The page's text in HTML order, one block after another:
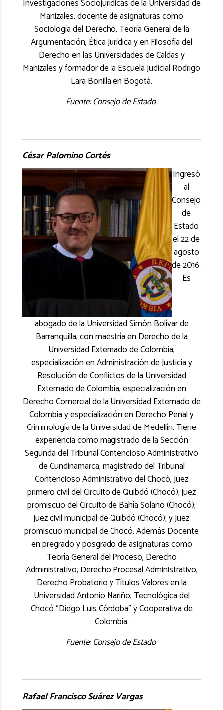
Investigaciones Sociojurídicas de la Universidad de
Manizales, docente de asignaturas como
Sociología del Derecho, Teoría General de la
Argumentación, Ética Jurídica y en Filosofía del
Derecho en las Universidades de Caldas y
Manizales y formador de la Escuela Judicial Rodrigo
Lara Bonilla en Bogotá.
Fuente: Consejo de Estado
César Palomino Cortés
Ingresó
al
Consejo
de
Estado
el 22 de
agosto
de 2016.
Es
abogado de la Universidad Simón Bolívar de
Barranquilla, con maestría en Derecho de la
Universidad Externado de Colombia,
especialización en Administración de Justicia y
Resolución de Conflictos de la Universidad
Externado de Colombia, especialización en
Derecho Comercial de la Universidad Externado de
Colombia y especialización en Derecho Penal y
Criminología de la Universidad de Medellín. Tiene
experiencia como magistrado de la Sección
Segunda del Tribunal Contencioso Administrativo
de Cundinamarca; magistrado del Tribunal
Contencioso Administrativo del Chocó, Juez
primero civil del Circuito de Quibdó (Chocó); juez
promiscuo del Circuito de Bahía Solano (Chocó);
juez civil municipal de Quibdó (Chocó); y Juez
promiscuo municipal de Chocó. Además Docente
en pregrado y posgrado de asignaturas como
Teoría General del Proceso, Derecho
Administrativo, Derecho Procesal Administrativo,
Derecho Probatorio y Títulos Valores en la
Universidad Antonio Nariño, Tecnológica del
Chocó “Diego Luis Córdoba” y Cooperativa de
Colombia.
Fuente: Consejo de Estado
Rafael Francisco Suárez Vargas